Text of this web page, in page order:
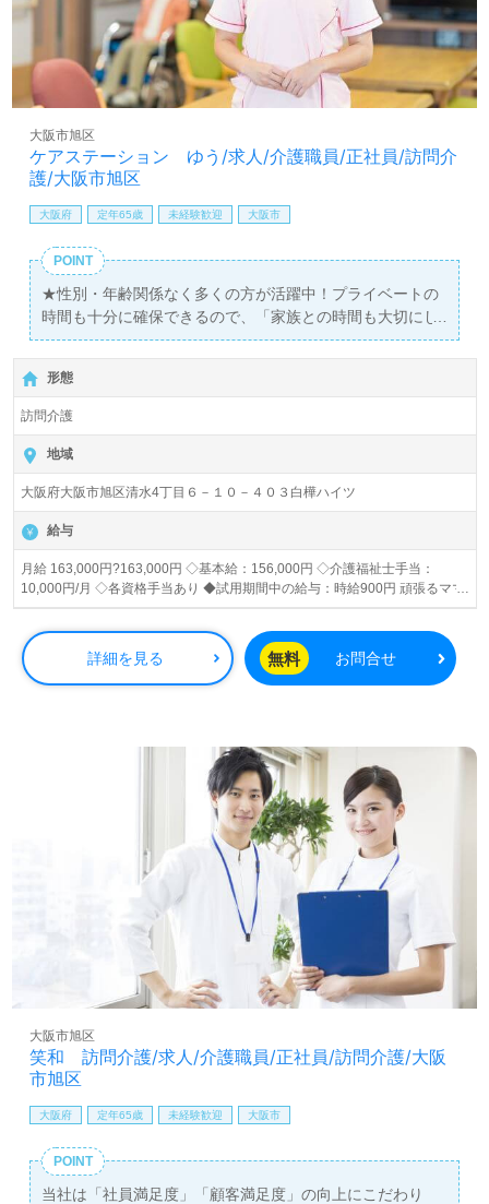
ケアステーション ゆう/求人/介護職員/正社員/訪問介
護/大阪市旭区
大阪市旭区
大阪府 定年65歳 未経験歓迎 大阪市
POINT
★性別・年齢関係なく多くの方が活躍中！プライベートの
時間も十分に確保できるので、「家族との時間も大切にし
たい」という方にもお勧めです！
形態
訪問介護
地域
大阪府大阪市旭区清水4丁目６－１０－４０３白樺ハイツ
給与
月給 163,000円?163,000円 ◇基本給：156,000円 ◇介護福祉士手当：
10,000円/月 ◇各資格手当あり ◆試用期間中の給与：時給900円 頑張るママ
を応援します！ 就学前のお子さんのいらっしゃる方は 保育料、一部負担い
たします！
詳細を見る 無料 お問合せ
笑和 訪問介護/求人/介護職員/正社員/訪問介護/大阪
市旭区
大阪市旭区
大阪府 定年65歳 未経験歓迎 大阪市
POINT
当社は「社員満足度」「顧客満足度」の向上にこだわり